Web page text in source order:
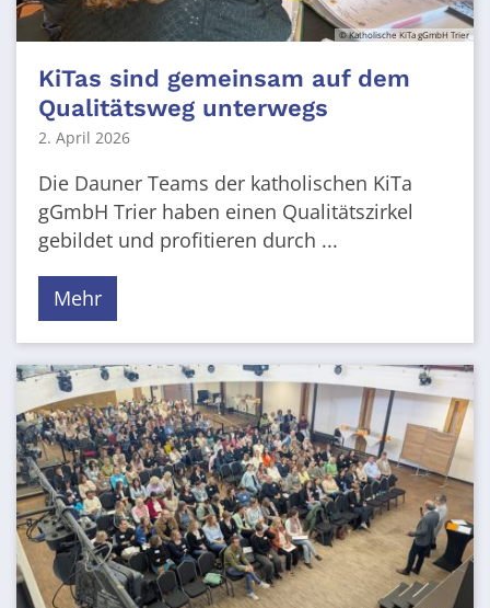
© Katholische KiTa gGmbH Trier
KiTas sind gemeinsam auf dem
Qualitätsweg unterwegs
2. April 2026
Die Dauner Teams der katholischen KiTa
gGmbH Trier haben einen Qualitätszirkel
gebildet und profitieren durch ...
Mehr